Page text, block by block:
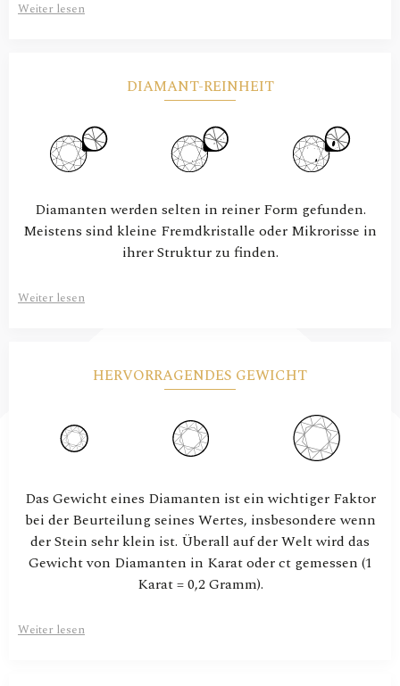
Weiter lesen
DIAMANT-REINHEIT
Diamanten werden selten in reiner Form gefunden.
Meistens sind kleine Fremdkristalle oder Mikrorisse in
ihrer Struktur zu finden.
Weiter lesen
HERVORRAGENDES GEWICHT
Das Gewicht eines Diamanten ist ein wichtiger Faktor
bei der Beurteilung seines Wertes, insbesondere wenn
der Stein sehr klein ist. Überall auf der Welt wird das
Gewicht von Diamanten in Karat oder ct gemessen (1
Karat = 0,2 Gramm).
Weiter lesen